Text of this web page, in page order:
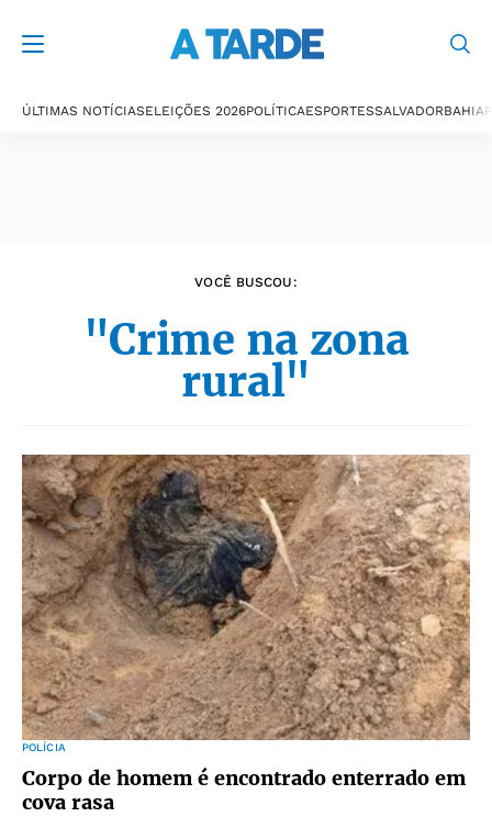
ÚLTIMAS NOTÍCIASELEIÇÕES 2026POLÍTICAESPORTESSALVADORBAHIA
VOCÊ BUSCOU:
"Crime na zona
rural"
POLÍCIA
Corpo de homem é encontrado enterrado em
cova rasa